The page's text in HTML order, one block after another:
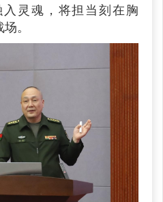
灵魂，将担当刻在胸
。